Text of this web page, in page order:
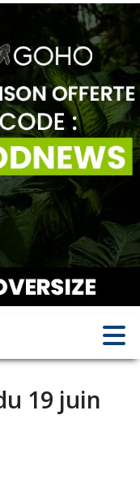
19 juin